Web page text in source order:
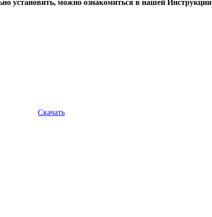
установить, можно ознакомиться в нашей Инструкции
Скачать